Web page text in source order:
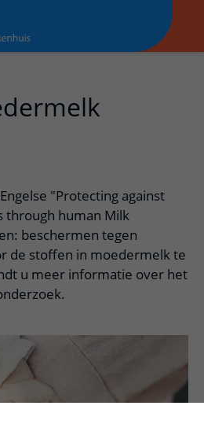
"Protecting against
through human Milk
beschermen tegen
de stoffen in moedermelk te
u meer informatie over het